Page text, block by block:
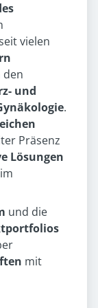
vielen
den
und
.
Präsenz
Lösungen
im
und die
mit